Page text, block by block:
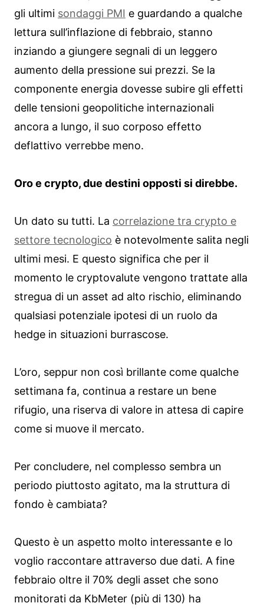
gli ultimi sondaggi PMI e guardando a qualche
lettura sull’inflazione di febbraio, stanno
inziando a giungere segnali di un leggero
aumento della pressione sui prezzi. Se la
componente energia dovesse subire gli effetti
delle tensioni geopolitiche internazionali
ancora a lungo, il suo corposo effetto
deflattivo verrebbe meno.
Oro e crypto, due destini opposti si direbbe.
Un dato su tutti. La correlazione tra crypto e
settore tecnologico è notevolmente salita negli
ultimi mesi. E questo significa che per il
momento le cryptovalute vengono trattate alla
stregua di un asset ad alto rischio, eliminando
qualsiasi potenziale ipotesi di un ruolo da
hedge in situazioni burrascose.
L’oro, seppur non così brillante come qualche
settimana fa, continua a restare un bene
rifugio, una riserva di valore in attesa di capire
come si muove il mercato.
Per concludere, nel complesso sembra un
periodo piuttosto agitato, ma la struttura di
fondo è cambiata?
Questo è un aspetto molto interessante e lo
voglio raccontare attraverso due dati. A fine
febbraio oltre il 70% degli asset che sono
monitorati da KbMeter (più di 130) ha